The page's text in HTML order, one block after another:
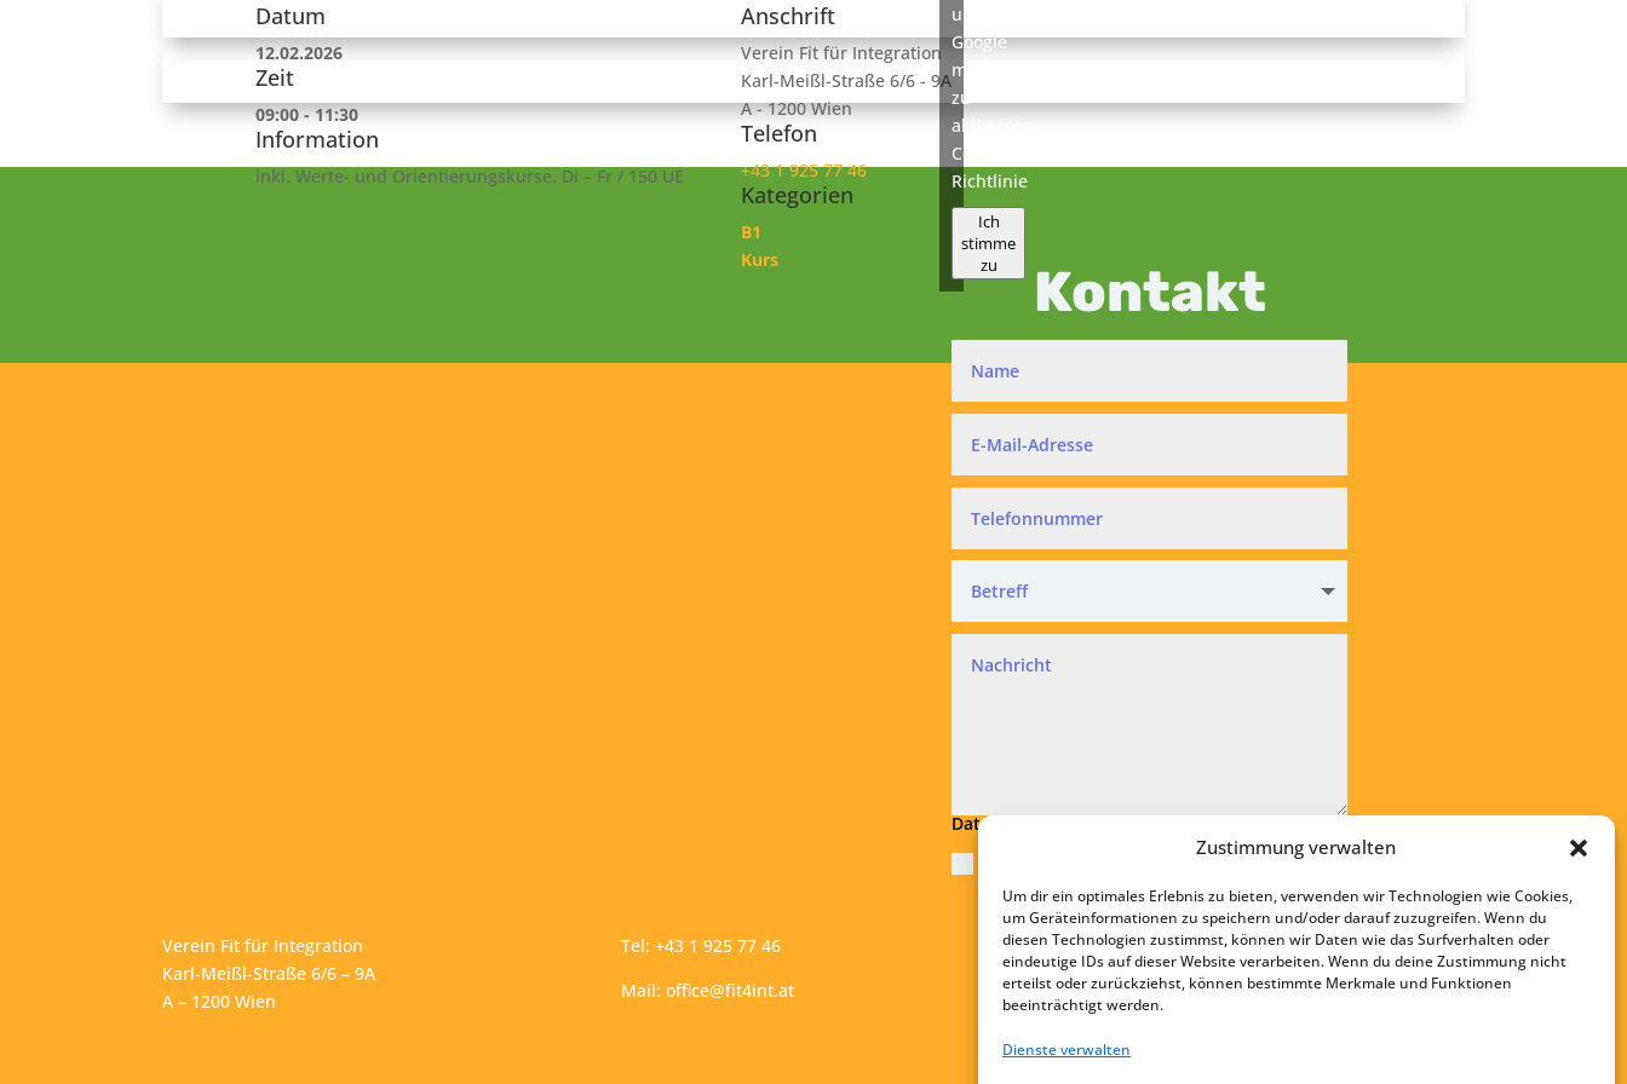
Zustimmung verwalten
Um dir ein optimales Erlebnis zu bieten, verwenden wir Technologien wie Cookies,
um Geräteinformationen zu speichern und/oder darauf zuzugreifen. Wenn du
diesen Technologien zustimmst, können wir Daten wie das Surfverhalten oder
eindeutige IDs auf dieser Website verarbeiten. Wenn du deine Zustimmung nicht
erteilst oder zurückziehst, können bestimmte Merkmale und Funktionen
beeinträchtigt werden.
Dienste verwalten
Datum
12.02.2026
Zeit
09:00 - 11:30
Information
inkl. Werte- und Orientierungskurse. Di – Fr / 150 UE
Anschrift
Verein Fit für Integration
Karl-Meißl-Straße 6/6 - 9A
A - 1200 Wien
Telefon
+43 1 925 77 46
Kategorien
B1
Kurs
um
Google
maps
zu
aktivieren
Cookie-
Richtlinie
Ich
stimme
zu
Kontakt
Datenschutz
Datenschutzvereinbarung
Absenden
Verein Fit für Integration
Karl-Meißl-Straße 6/6 – 9A
A – 1200 Wien
Tel: +43 1 925 77 46
Mail: office@fit4int.at
Startseite
Kontakt
Impressum
Datenschutz